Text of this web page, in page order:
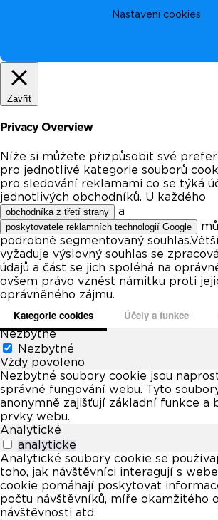
Nastavení cookies
Zavřít
Privacy Overview
Níže si můžete přizpůsobit své
pro jednotlivé kategorie souborů
pro sledování reklamami co se týká
jednotlivých obchodníků. U každého
obchodníka z třetí strany a
poskytovatele reklamních technologií Google
podrobně segmentovaný
vyžaduje výslovný souhlas se
údajů a část se jich spoléhá na
ovšem právo vznést námitku proti
oprávněného zájmu.
Kategorie cookies Účely a funkce
Nezbytné
Nezbytné
Vždy povoleno
Nezbytné soubory cookie jsou
správné fungování webu. Tyto
anonymně zajišťují základní funkce a
prvky webu.
Analytické
analyticke
Analytické soubory cookie se
toho, jak návštěvníci interagují s
cookie pomáhají poskytovat
počtu návštěvníků, míře okamžitého
návštěvnosti atd.